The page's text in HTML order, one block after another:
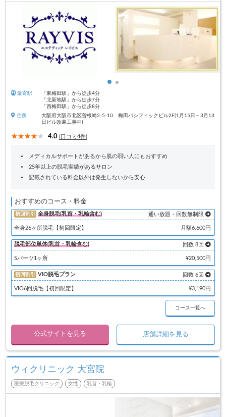
最寄駅
「東梅田駅」から徒歩4分
「北新地駅」から徒歩7分
「西梅田駅」から徒歩8分
住所
大阪府大阪市北区曽根崎2-5-10 梅田パシフィックビル2F(1月15日～3月13
日ビル改装工事中)
4.0 (口コミ4件)
メディカルサポートがあるから肌の弱い人にもおすすめ
25年以上の脱毛実績があるサロン
記載されている料金以外は発生しないから安心
おすすめのコース・料金
初回割引 全身脱毛(乳首・乳輪含む) 通い放題・回数無制限
全身26ヶ所脱毛【初回限定】 月額6,600円
脱毛部位単体(乳首・乳輪含む) 回数 8回
Sパーツ1ヶ所 ¥20,500円
初回割引 VIO脱毛プラン 回数 6回
VIO6回脱毛【初回限定】 ¥3,190円
コース一覧へ
公式サイトを見る 店舗詳細を見る
ウィクリニック 大宮院
医療脱毛クリニック 女性 乳首・乳輪